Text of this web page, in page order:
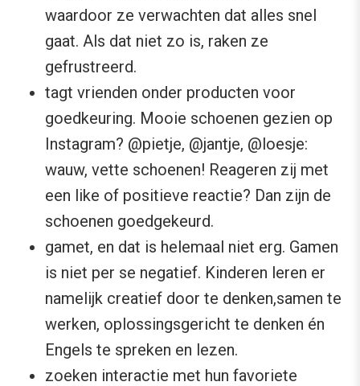
waardoor ze verwachten dat alles snel
gaat. Als dat niet zo is, raken ze
gefrustreerd.
tagt vrienden onder producten voor
goedkeuring. Mooie schoenen gezien op
Instagram? @pietje, @jantje, @loesje:
wauw, vette schoenen! Reageren zij met
een like of positieve reactie? Dan zijn de
schoenen goedgekeurd.
gamet, en dat is helemaal niet erg. Gamen
is niet per se negatief. Kinderen leren er
namelijk creatief door te denken,samen te
werken, oplossingsgericht te denken én
Engels te spreken en lezen.
zoeken interactie met hun favoriete